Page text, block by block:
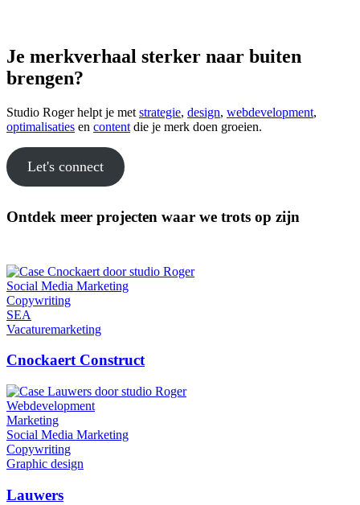
Je merkverhaal sterker naar buiten
brengen?
Studio Roger helpt je met strategie, design, webdevelopment,
optimalisaties en content die je merk doen groeien.
Let's connect
Ontdek meer projecten waar we trots op zijn
Social Media Marketing
Copywriting
SEA
Vacaturemarketing
Cnockaert Construct
Webdevelopment
Marketing
Social Media Marketing
Copywriting
Graphic design
Lauwers